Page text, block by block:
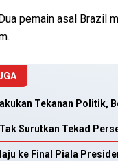
pemain asal Brazil
Tekanan Politik,
Surutkan Tekad
ke Final Piala